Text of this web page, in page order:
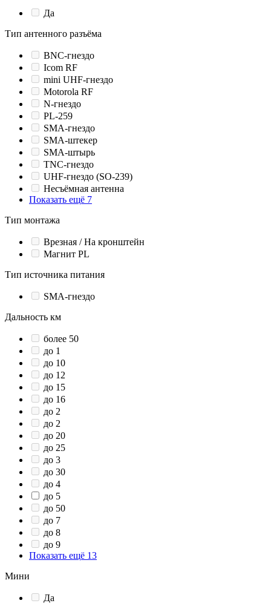
Да
Тип антенного разъёма
BNC-гнездо
Icom RF
mini UHF-гнездо
Motorola RF
N-гнездо
PL-259
SMA-гнездо
SMA-штекер
SMA-штырь
TNC-гнездо
UHF-гнездо (SO-239)
Несъёмная антенна
Показать ещё 7
Тип монтажа
Врезная / На кронштейн
Магнит PL
Тип источника питания
SMA-гнездо
Дальность км
более 50
до 1
до 10
до 12
до 15
до 16
до 2
до 2
до 20
до 25
до 3
до 30
до 4
до 5
до 50
до 7
до 8
до 9
Показать ещё 13
Мини
Да